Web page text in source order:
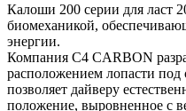
Калоши 200 серии для ласт
биомеханикой,
энергии.
Компания C4 CARBON
расположением лопасти под
позволяет дайверу
положение, выровненное с